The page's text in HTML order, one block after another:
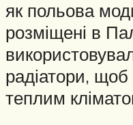
як польова
розміщені в
радіатори,
теплим